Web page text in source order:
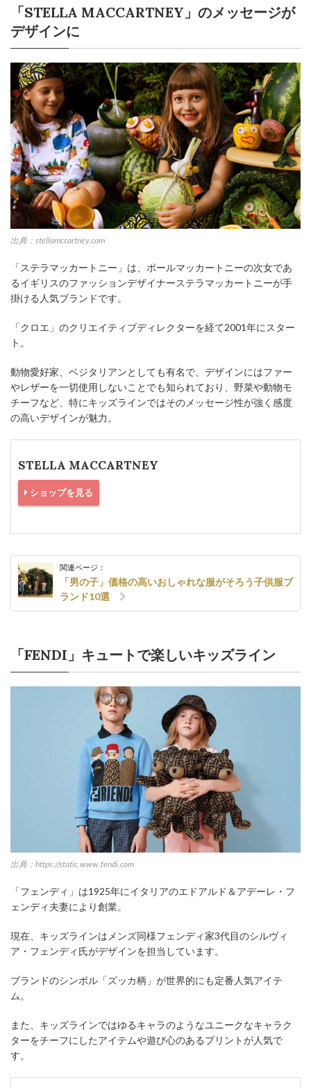
「STELLA MACCARTNEY」のメッセージが
デザインに
出典：stellamccartney.com
「ステラマッカートニー」は、ポールマッカートニーの次女であ
るイギリスのファッションデザイナーステラマッカートニーが手
掛ける人気ブランドです。
「クロエ」のクリエイティブディレクターを経て2001年にスター
ト。
動物愛好家、ベジタリアンとしても有名で、デザインにはファー
やレザーを一切使用しないことでも知られており、野菜や動物モ
チーフなど、特にキッズラインではそのメッセージ性が強く感度
の高いデザインが魅力。
STELLA MACCARTNEY
ショップを見る
関連ページ：
「男の子」価格の高いおしゃれな服がそろう子供服ブ
ランド10選
「FENDI」キュートで楽しいキッズライン
出典：https://static.www.fendi.com
「フェンディ」は1925年にイタリアのエドアルド＆アデーレ・フ
ェンディ夫妻により創業。
現在、キッズラインはメンズ同様フェンディ家3代目のシルヴィ
ア・フェンディ氏がデザインを担当しています。
ブランドのシンボル「ズッカ柄」が世界的にも定番人気アイテ
ム。
また、キッズラインではゆるキャラのようなユニークなキャラク
ターをチーフにしたアイテムや遊び心のあるプリントが人気で
す。